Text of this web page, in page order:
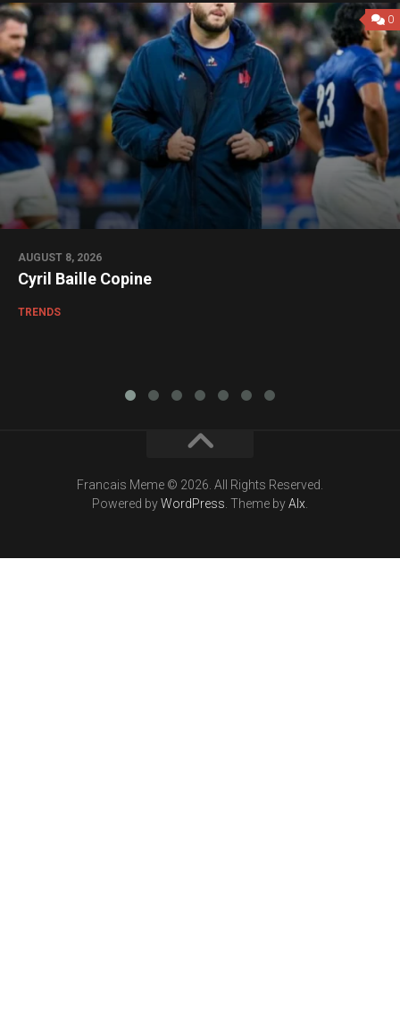
0
AUGUST 8, 2026
Cyril Baille Copine
TRENDS
Francais Meme © 2026. All Rights Reserved.
Powered byWordPress . Theme byAlx